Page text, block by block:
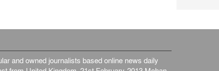
বিদেশি সংবাদমাধ্যমের জন্য নতুন
বিধি-নিষেধ পাকিস্তানের
and owned journalists based online news daily